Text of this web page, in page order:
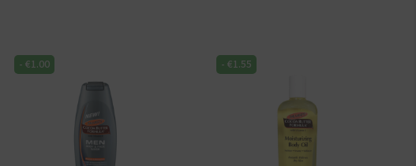
for
Stretch
Marks
4.4oz/125
aantal
for
Marks
8.5oz/250
- €1.00 - €1.55